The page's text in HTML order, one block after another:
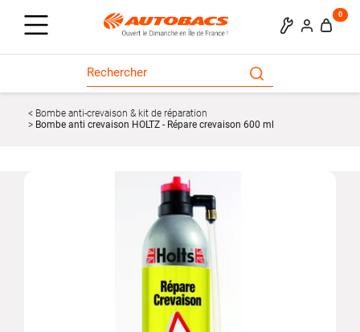
0
Bombe anti-crevaison & kit de réparation
Bombe anti crevaison HOLTZ - Répare crevaison 600 ml